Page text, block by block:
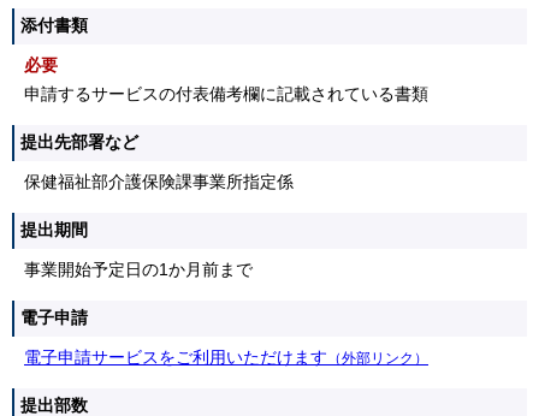
添付書類
必要
申請するサービスの付表備考欄に記載されている書類
提出先部署など
保健福祉部介護保険課事業所指定係
提出期間
事業開始予定日の1か月前まで
電子申請
電子申請サービスをご利用いただけます （外部リンク）
提出部数